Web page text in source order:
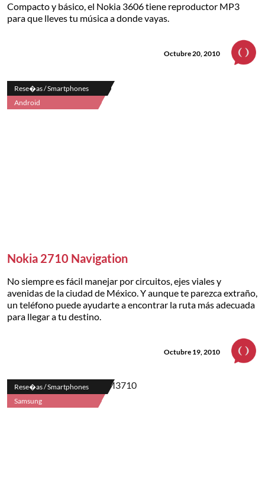
Compacto y básico, el Nokia 3606 tiene reproductor MP3
para que lleves tu música a donde vayas.
Octubre 20, 2010
Rese�as / Smartphones
Android
Nokia 2710 Navigation
No siempre es fácil manejar por circuitos, ejes viales y
avenidas de la ciudad de México. Y aunque te parezca extraño,
un teléfono puede ayudarte a encontrar la ruta más adecuada
para llegar a tu destino.
Octubre 19, 2010
Rese�as / Smartphones
Samsung